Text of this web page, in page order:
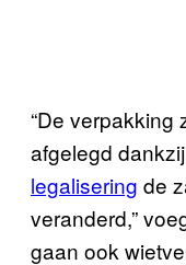
“De verpakking
afgelegd
legalisering de
veranderd,”
gaan ook